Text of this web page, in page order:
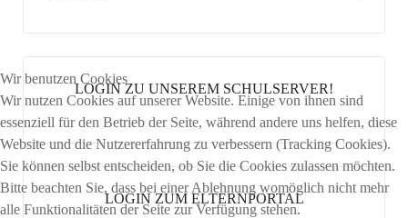
LOGIN ZU UNSEREM SCHULSERVER!
LOGIN ZUM ELTERNPORTAL
Wir benutzen Cookies
Wir nutzen Cookies auf unserer Website. Einige von ihnen sind
essenziell für den Betrieb der Seite, während andere uns helfen, diese
Website und die Nutzererfahrung zu verbessern (Tracking Cookies).
Sie können selbst entscheiden, ob Sie die Cookies zulassen möchten.
Bitte beachten Sie, dass bei einer Ablehnung womöglich nicht mehr
alle Funktionalitäten der Seite zur Verfügung stehen.